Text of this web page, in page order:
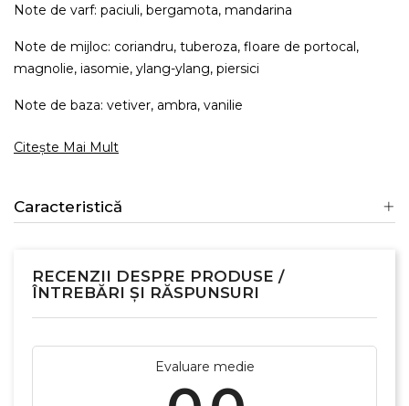
Note de varf: paciuli, bergamota, mandarina
Note de mijloc: coriandru, tuberoza, floare de portocal,
magnolie, iasomie, ylang-ylang, piersici
Note de baza: vetiver, ambra, vanilie
Citește Mai Mult
Caracteristică
RECENZII DESPRE PRODUSE /
ÎNTREBĂRI ȘI RĂSPUNSURI
Evaluare medie